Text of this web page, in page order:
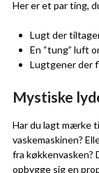
Her er et par ting,
Lugt der
En “tung” luft
Lugtgener der
Mystiske
Har du lagt mærke
vaskemaskinen?
fra køkkenvasken?
opbygge sig en